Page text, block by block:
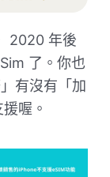
2020 年後
了。你也
有沒有「加
喔。